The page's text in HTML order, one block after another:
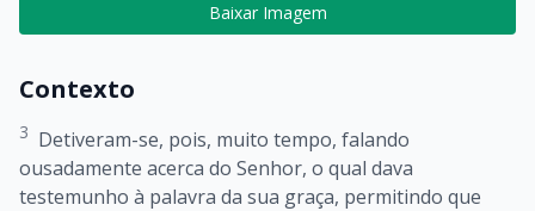
Baixar Imagem
Contexto
3 Detiveram-se, pois, muito tempo, falando
ousadamente acerca do Senhor, o qual dava
testemunho à palavra da sua graça, permitindo que